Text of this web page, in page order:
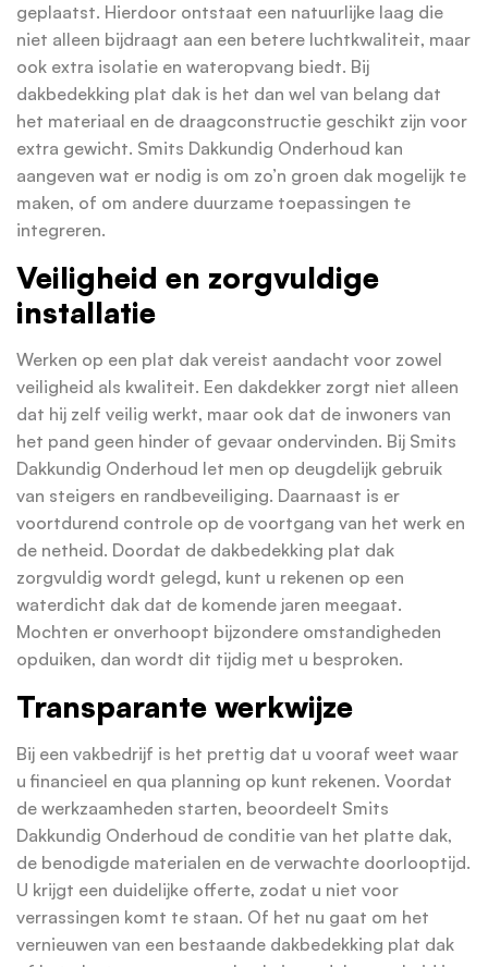
geplaatst. Hierdoor ontstaat een natuurlijke laag die
niet alleen bijdraagt aan een betere luchtkwaliteit, maar
ook extra isolatie en wateropvang biedt. Bij
dakbedekking plat dak is het dan wel van belang dat
het materiaal en de draagconstructie geschikt zijn voor
extra gewicht. Smits Dakkundig Onderhoud kan
aangeven wat er nodig is om zo’n groen dak mogelijk te
maken, of om andere duurzame toepassingen te
integreren.
Veiligheid en zorgvuldige
installatie
Werken op een plat dak vereist aandacht voor zowel
veiligheid als kwaliteit. Een dakdekker zorgt niet alleen
dat hij zelf veilig werkt, maar ook dat de inwoners van
het pand geen hinder of gevaar ondervinden. Bij Smits
Dakkundig Onderhoud let men op deugdelijk gebruik
van steigers en randbeveiliging. Daarnaast is er
voortdurend controle op de voortgang van het werk en
de netheid. Doordat de dakbedekking plat dak
zorgvuldig wordt gelegd, kunt u rekenen op een
waterdicht dak dat de komende jaren meegaat.
Mochten er onverhoopt bijzondere omstandigheden
opduiken, dan wordt dit tijdig met u besproken.
Transparante werkwijze
Bij een vakbedrijf is het prettig dat u vooraf weet waar
u financieel en qua planning op kunt rekenen. Voordat
de werkzaamheden starten, beoordeelt Smits
Dakkundig Onderhoud de conditie van het platte dak,
de benodigde materialen en de verwachte doorlooptijd.
U krijgt een duidelijke offerte, zodat u niet voor
verrassingen komt te staan. Of het nu gaat om het
vernieuwen van een bestaande dakbedekking plat dak